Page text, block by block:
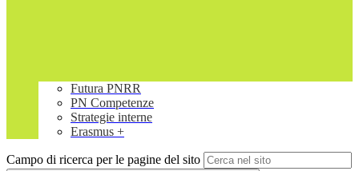
Futura PNRR
PN Competenze
Strategie interne
Erasmus +
Campo di ricerca per le pagine del sito